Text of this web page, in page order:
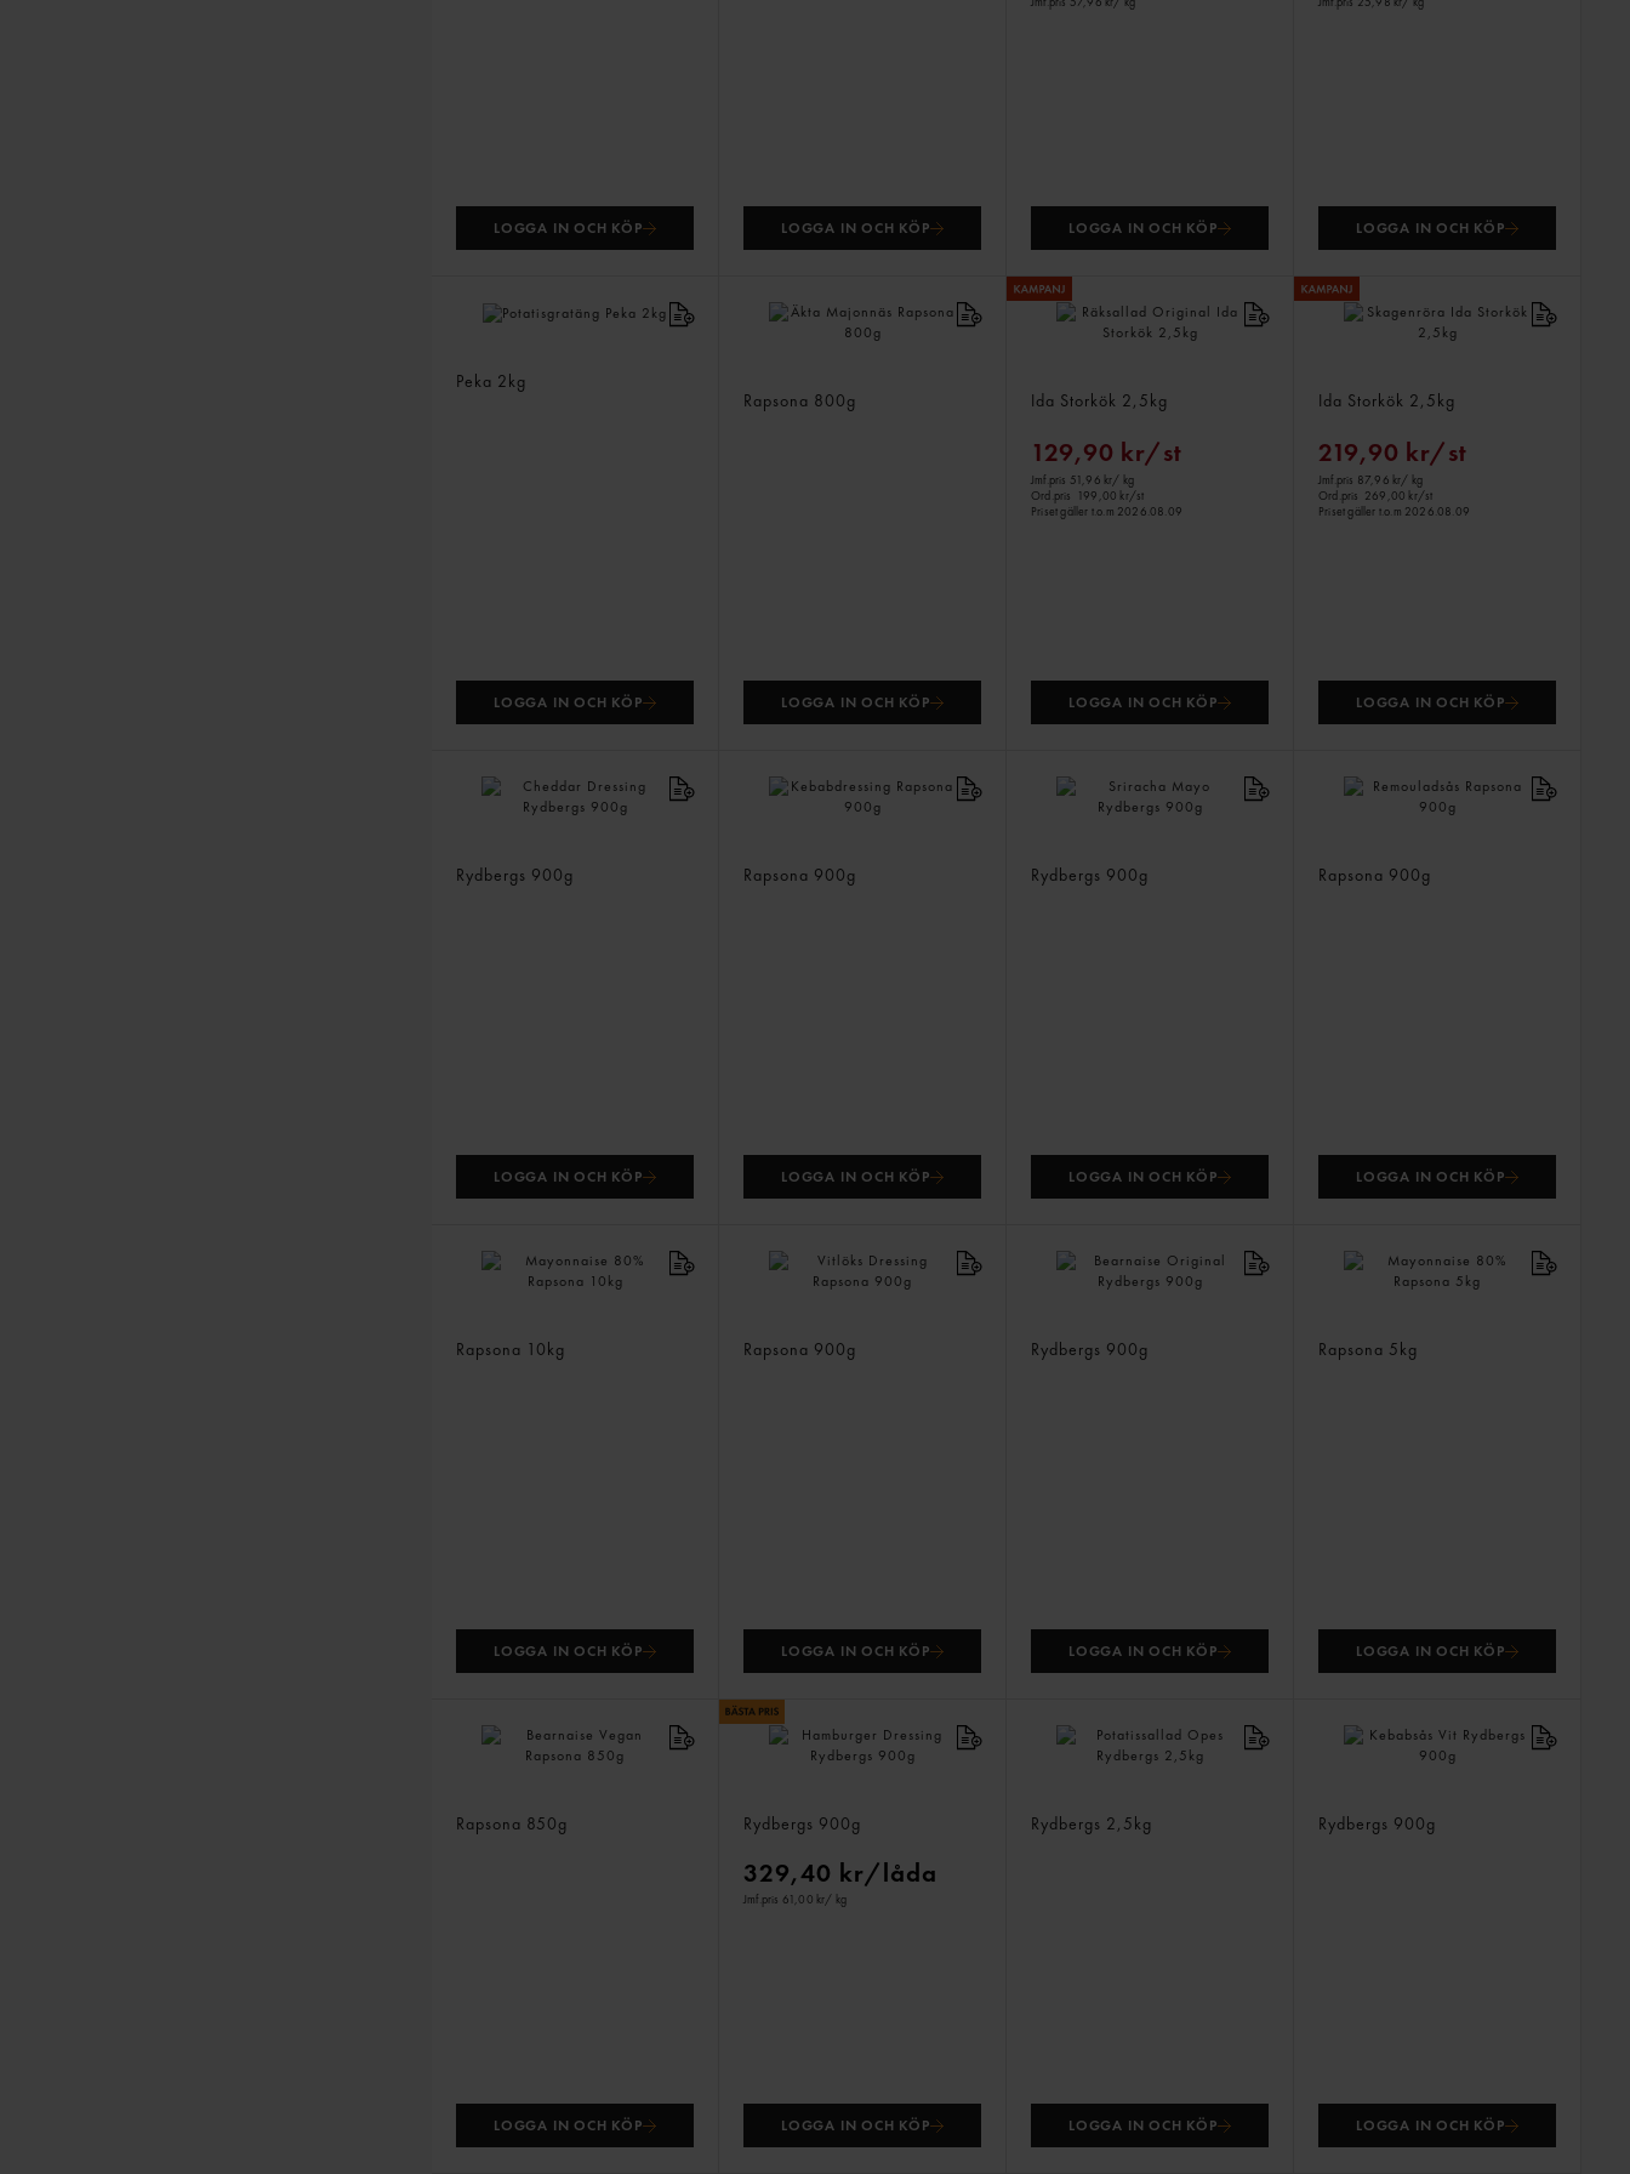
LOGGA IN OCH KÖP LOGGA IN OCH KÖP LOGGA IN OCH KÖP LOGGA IN OCH KÖP
Peka 2kg
LOGGA IN OCH KÖP
Rapsona 800g
LOGGA IN OCH KÖP
Ida Storkök 2,5kg
129,90 kr/st
Jmf.pris 51,96 kr/ kg
Ord.pris
199,00 kr/st
Priset gäller t.o.m 2026.08.09
LOGGA IN OCH KÖP
Ida Storkök 2,5kg
219,90 kr/st
Jmf.pris 87,96 kr/ kg
Ord.pris 269,00 kr/st
Priset gäller t.o.m 2026.08.09
LOGGA IN OCH KÖP
Rydbergs 900g
LOGGA IN OCH KÖP
Rapsona 900g
LOGGA IN OCH KÖP
Rydbergs 900g
LOGGA IN OCH KÖP
Rapsona 900g
LOGGA IN OCH KÖP
Rapsona 10kg
LOGGA IN OCH KÖP
Rapsona 900g
LOGGA IN OCH KÖP
Rydbergs 900g
LOGGA IN OCH KÖP
Rapsona 5kg
LOGGA IN OCH KÖP
Rapsona 850g
LOGGA IN OCH KÖP
Rydbergs 900g
329,40 kr/låda
Jmf.pris 61,00 kr/ kg
LOGGA IN OCH KÖP
Rydbergs 2,5kg
LOGGA IN OCH KÖP
Rydbergs 900g
LOGGA IN OCH KÖP